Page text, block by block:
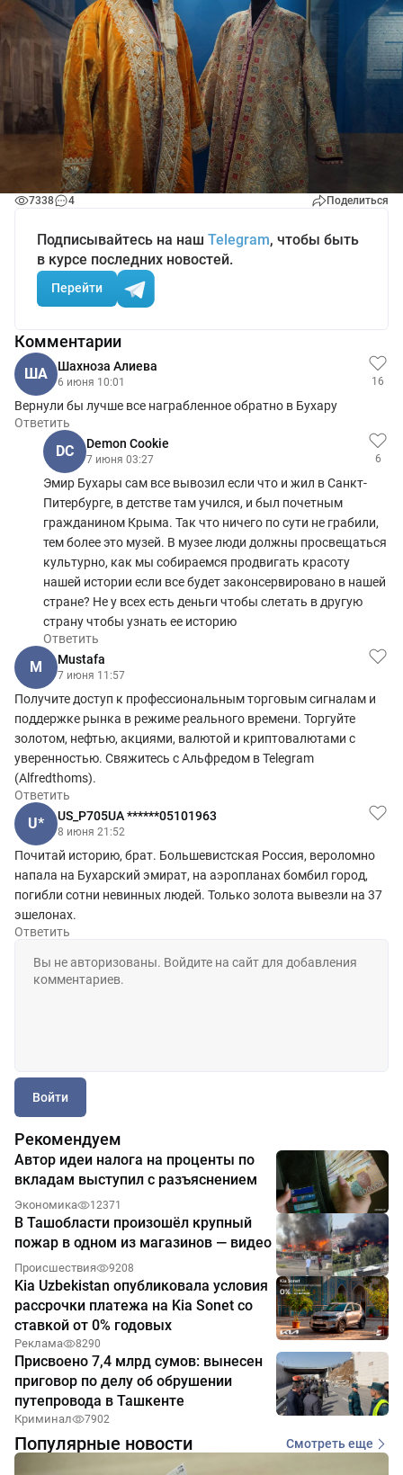
7338 4 Поделиться
Подписывайтесь на наш Telegram, чтобы быть
в курсе последних новостей.
Перейти
Комментарии
ША Шахноза Алиева
6 июня 10:01 16
Вернули бы лучше все награбленное обратно в Бухару
Ответить
DC Demon Cookie
7 июня 03:27 6
Эмир Бухары сам все вывозил если что и жил в Санкт-
Питербурге, в детстве там учился, и был почетным
гражданином Крыма. Так что ничего по сути не грабили,
тем более это музей. В музее люди должны просвещаться
культурно, как мы собираемся продвигать красоту
нашей истории если все будет законсервировано в нашей
стране? Не у всех есть деньги чтобы слетать в другую
страну чтобы узнать ее историю
Ответить
M Mustafa
7 июня 11:57
Получите доступ к профессиональным торговым сигналам и
поддержке рынка в режиме реального времени. Торгуйте
золотом, нефтью, акциями, валютой и криптовалютами с
уверенностью. Свяжитесь с Альфредом в Telegram
(Alfredthoms).
Ответить
U* US_P705UA ******05101963
8 июня 21:52
Почитай историю, брат. Большевистская Россия, вероломно
напала на Бухарский эмират, на аэропланах бомбил город,
погибли сотни невинных людей. Только золота вывезли на 37
эшелонах.
Ответить
Войти
Рекомендуем
Автор идеи налога на проценты по
вкладам выступил с разъяснением
Экономика 12371
В Ташобласти произошёл крупный
пожар в одном из магазинов — видео
Происшествия 9208
Kia Uzbekistan опубликовала условия
рассрочки платежа на Kia Sonet со
ставкой от 0% годовых
Реклама 8290
Присвоено 7,4 млрд сумов: вынесен
приговор по делу об обрушении
путепровода в Ташкенте
Криминал 7902
Популярные новости Смотреть еще